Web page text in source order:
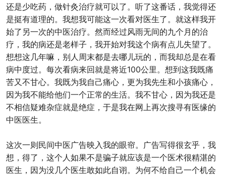
还是少吃药，做针灸治疗就可以了。听了这番话，我觉得还
是挺有道理的。我想我可能这一次看对医生了。就这样我开
始了另一次的中医治疗。然而经过风雨无间的九个月的治
疗，我的病还是老样子，我开始对我这个病有点儿失望了。
想想这几年嘛，别人周末都是去哪儿玩的，而我却总是在看
病中度过。每次看病来回就是将近100公里。想到这我既痛
苦又不甘心。我既为我自己痛心，更为我先生和小孩痛心，
因为我不能给他们一个正常的生活。我不甘心，因为我还是
不相信疑难杂症就是绝症，于是我在网上再次搜寻有医缘的
中医医生。
这次一则民间中医广告映入我的眼帘。广告写得很玄乎，我
想，得了，这个人如果不是骗子就应该是一个医术很精湛的
医生，因为没几个医生敢如此自诩。为何不给自己一个机会